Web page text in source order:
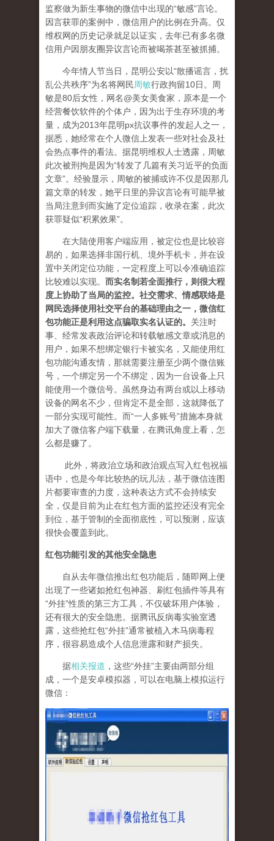
监察做为新生事物的微信中出现的“敏感”言论。
因言获罪的案例中，微信用户的比例在升高。仅
维权网的历史记录就足以证实，去年已有多名微
信用户因朋友圈异议言论而被喝茶甚至被抓捕。
今年情人节当日，昆明公安以“散播谣言，扰
乱公共秩序”为名将网民周敏行政拘留10日。周
敏是80后女性，网名@美女美食家，原本是一个
经营餐饮软件的个体户，因为出于生存环境的考
量，成为2013年昆明px抗议事件的发起人之一，
据悉，她经常在个人微信上发表一些对社会及社
会热点事件的看法。据昆明维权人士透露，周敏
此次被刑拘是因为“转发了几篇有关习近平的负面
文章”。经验显示，周敏的被捕或许不仅是因那几
篇文章的转发，她平日里的异议言论有可能早被
当局注意到而实施了定位追踪，收录在案，此次
获罪疑似“积累效果”。
在大陆使用客户端应用，被定位也是比较容
易的，如果选择非国行机、境外手机卡，并在设
置中关闭定位功能，一定程度上可以令准确追踪
比较难以实现。 而实名制若全面推行，则很大程
度上协助了当局的监控。社交需求、情感联络是
网民选择使用社交平台的基础理由之一，微信红
包功能正是利用这点骗取实名认证的。 关注时
事、经常发表政治评论和转载敏感文章或消息的
用户，如果不想绑定银行卡被实名，又能使用红
包功能沟通友情，那就需要注册至少两个微信账
号，一个绑定另一个不绑定，因为一台设备上只
能使用一个微信号。虽然身边有两台或以上移动
设备的网名不少，但肯定不是全部，这就降低了
一部分实现可能性。而“一人多账号”措施本身就
加大了微信客户端下载量，在腾讯角度上看，怎
么都是赚了。
此外，将政治立场和政治观点写入红包祝福
语中，也是今年比较热的玩儿法，基于微信连图
片都要审查的力度，这种表达方式不会持续安
全，仅是目前为止在红包方面的监控还没有完全
到位，基于管制的全面彻底性，可以预测，应该
很快会覆盖到此。
红包功能引发的其他安全隐患
自从去年微信推出红包功能后，随即网上便
出现了一些诸如抢红包神器、刷红包插件等具有
“外挂”性质的第三方工具，不仅破坏用户体验，
还有很大的安全隐患。据腾讯反病毒实验室透
露，这些抢红包“外挂”通常被植入木马病毒程
序，很容易造成个人信息泄露和财产损失。
据相关报道 ，这些“外挂”主要由两部分组
成，一个是安卓模拟器，可以在电脑上模拟运行
微信：